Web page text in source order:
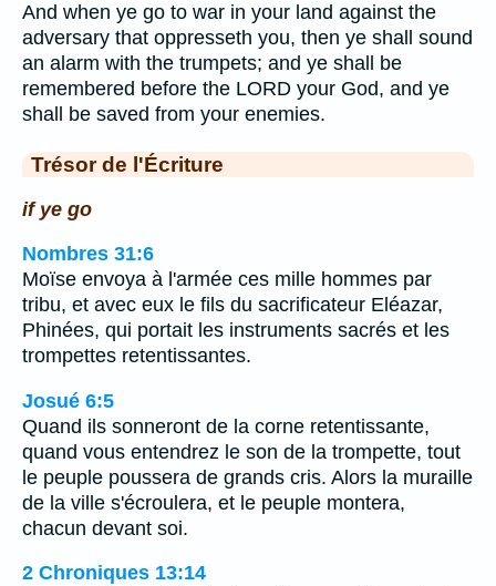
And when ye go to war in your land against the
adversary that oppresseth you, then ye shall sound
an alarm with the trumpets; and ye shall be
remembered before the LORD your God, and ye
shall be saved from your enemies.
Trésor de l'Écriture
if ye go
Nombres 31:6
Moïse envoya à l'armée ces mille hommes par
tribu, et avec eux le fils du sacrificateur Eléazar,
Phinées, qui portait les instruments sacrés et les
trompettes retentissantes.
Josué 6:5
Quand ils sonneront de la corne retentissante,
quand vous entendrez le son de la trompette, tout
le peuple poussera de grands cris. Alors la muraille
de la ville s'écroulera, et le peuple montera,
chacun devant soi.
2 Chroniques 13:14